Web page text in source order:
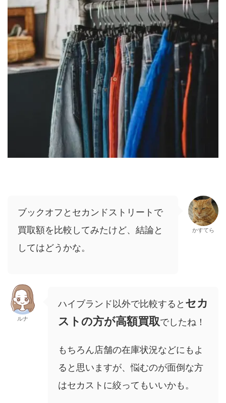
ブックオフとセカンドストリートで
買取額を比較してみたけど、結論と
してはどうかな。
かすてら
ルナ
ハイブランド以外で比較すると セカ
ストの方が高額買取でしたね！
もちろん店舗の在庫状況などにもよ
ると思いますが、悩むのが面倒な方
はセカストに絞ってもいいかも。